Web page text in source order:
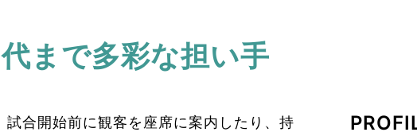
まで多彩な担い手
試合開始前に観客を座席に案内したり、持